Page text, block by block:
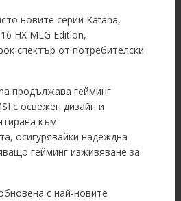
новите серии Katana,
HX MLG Edition,
спектър от потребителски
продължава гейминг
с освежен дизайн и
към
осигурявайки надеждна
гейминг изживяване за
с най-новите